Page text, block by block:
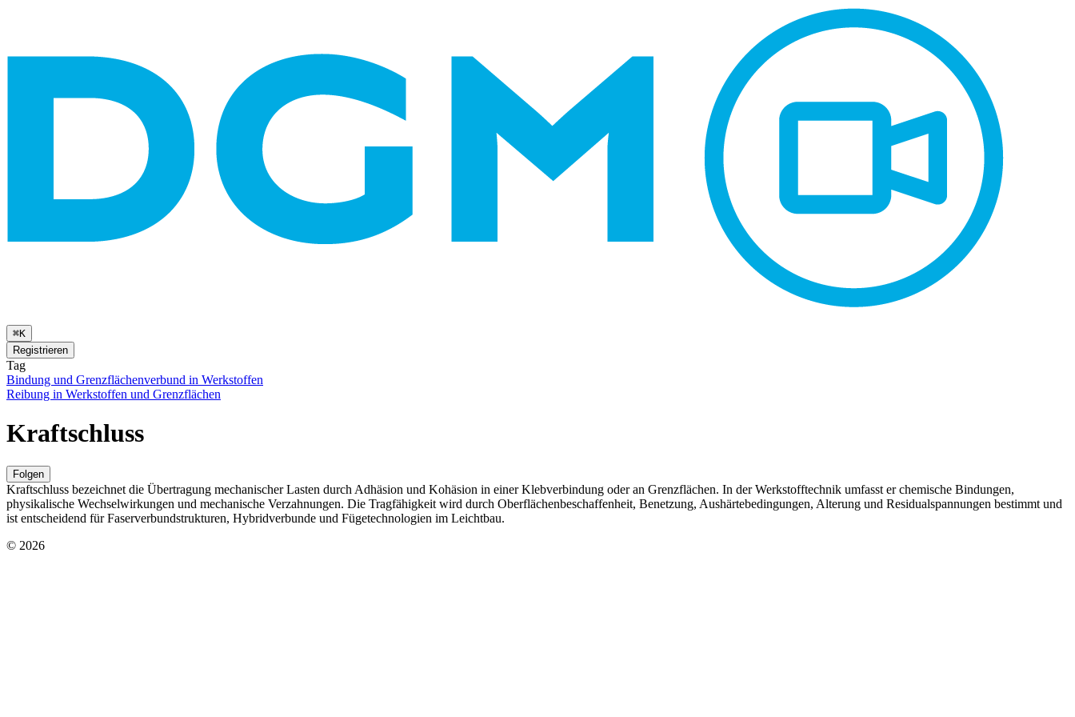
⌘K
Registrieren
Tag
Bindung und Grenzflächenverbund in Werkstoffen
Reibung in Werkstoffen und Grenzflächen
Kraftschluss
Folgen
Kraftschluss bezeichnet die Übertragung mechanischer Lasten durch Adhäsion und Kohäsion in einer Klebverbindung oder an Grenzflächen. In der Werkstofftechnik umfasst er chemische Bindungen,
physikalische Wechselwirkungen und mechanische Verzahnungen. Die Tragfähigkeit wird durch Oberflächenbeschaffenheit, Benetzung, Aushärtebedingungen, Alterung und Residualspannungen bestimmt und
ist entscheidend für Faserverbundstrukturen, Hybridverbunde und Fügetechnologien im Leichtbau.
© 2026